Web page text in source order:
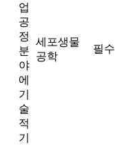
업
공
정
분
야
에
기
술
적
기
세포생물
공학
필수